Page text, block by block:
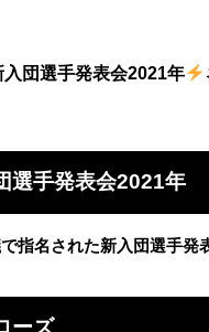
入団選手発表会2021年
選手発表会2021年
指名された新入団選手発
ーズ